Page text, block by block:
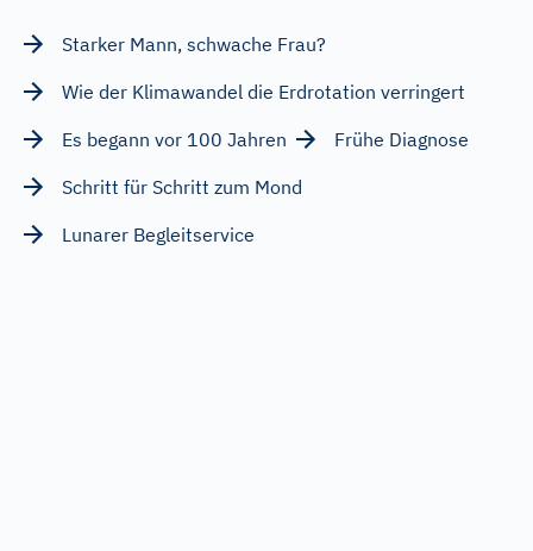
Starker Mann, schwache Frau?
Wie der Klimawandel die Erdrotation verringert
Es begann vor 100 Jahren
Frühe Diagnose
Schritt für Schritt zum Mond
Lunarer Begleitservice